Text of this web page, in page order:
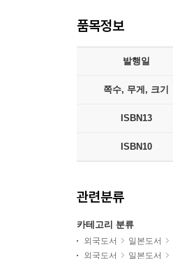
품목정보
발행일
쪽수, 무게, 크기
ISBN13
ISBN10
관련분류
카테고리 분류
외국도서 일본도서
외국도서
일본도서